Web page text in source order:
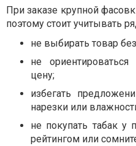
При заказе крупной
поэтому стоит учитывать
не выбирать товар
не
цену;
избегать
нарезки или
не покупать табак у
рейтингом или